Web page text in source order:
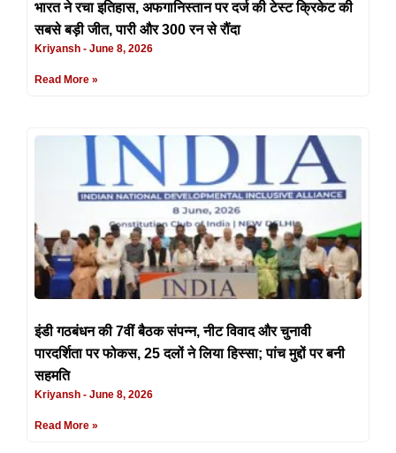
भारत ने रचा इतिहास, अफगानिस्तान पर दर्ज की टेस्ट क्रिकेट की
सबसे बड़ी जीत, पारी और 300 रन से रौंदा
Kriyansh June 8, 2026
Read More »
इंडी गठबंधन की 7वीं बैठक संपन्न, नीट विवाद और चुनावी
पारदर्शिता पर फोकस, 25 दलों ने लिया हिस्सा; पांच मुद्दों पर बनी
सहमति
Kriyansh June 8, 2026
Read More »